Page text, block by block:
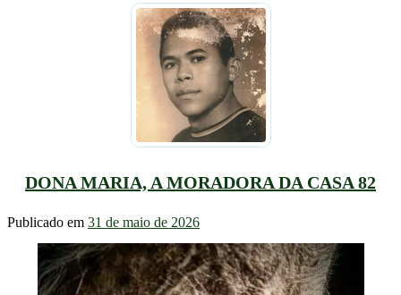
DONA MARIA, A MORADORA DA CASA 82
Publicado em 31 de maio de 2026